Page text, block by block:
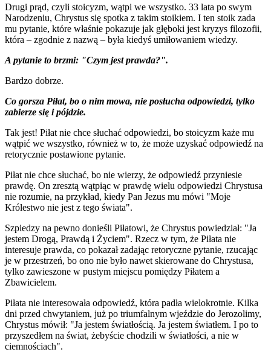
Drugi prąd, czyli stoicyzm, wątpi we wszystko. 33 lata po swym
Narodzeniu, Chrystus się spotka z takim stoikiem. I ten stoik zada
mu pytanie, które właśnie pokazuje jak głęboki jest kryzys filozofii,
która – zgodnie z nazwą – była kiedyś umiłowaniem wiedzy.
A pytanie to brzmi: "Czym jest prawda?".
Bardzo dobrze.
Co gorsza Piłat, bo o nim mowa, nie posłucha odpowiedzi, tylko
zabierze się i pójdzie.
Tak jest! Piłat nie chce słuchać odpowiedzi, bo stoicyzm każe mu
wątpić we wszystko, również w to, że może uzyskać odpowiedź na
retorycznie postawione pytanie.
Piłat nie chce słuchać, bo nie wierzy, że odpowiedź przyniesie
prawdę. On zresztą wątpiąc w prawdę wielu odpowiedzi Chrystusa
nie rozumie, na przykład, kiedy Pan Jezus mu mówi "Moje
Królestwo nie jest z tego świata".
Szpiedzy na pewno donieśli Piłatowi, że Chrystus powiedział: "Ja
jestem Drogą, Prawdą i Życiem". Rzecz w tym, że Piłata nie
interesuje prawda, co pokazał zadając retoryczne pytanie, rzucając
je w przestrzeń, bo ono nie było nawet skierowane do Chrystusa,
tylko zawieszone w pustym miejscu pomiędzy Piłatem a
Zbawicielem.
Piłata nie interesowała odpowiedź, która padła wielokrotnie. Kilka
dni przed chwytaniem, już po triumfalnym wjeździe do Jerozolimy,
Chrystus mówił: "Ja jestem światłością. Ja jestem światłem. I po to
przyszedłem na świat, żebyście chodzili w światłości, a nie w
ciemnościach".